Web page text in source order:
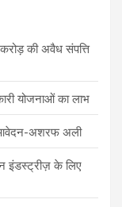
की अवैध संपत्ति
योजनाओं का लाभ
अशरफ अली
इंडस्ट्रीज़ के लिए